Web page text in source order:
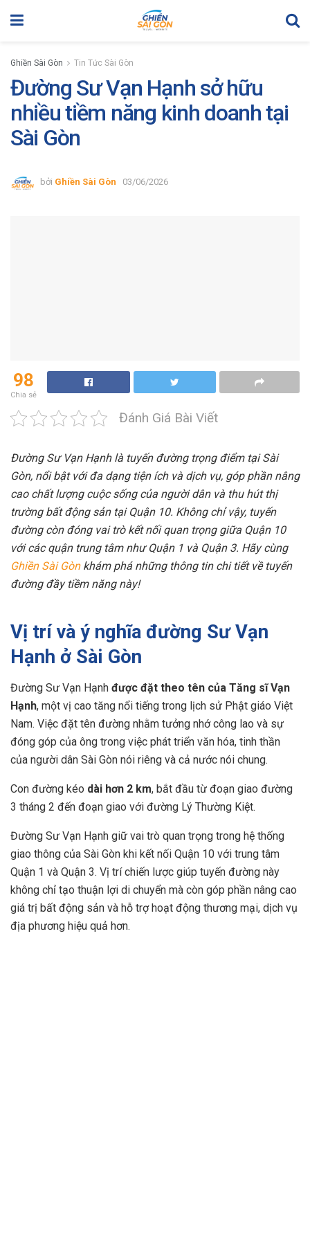
Ghiền Sài Gòn Tin Tức Sài Gòn
Đường Sư Vạn Hạnh sở hữu
nhiều tiềm năng kinh doanh tại
Sài Gòn
bởi Ghiền Sài Gòn 03/06/2026
98
Chia sẻ
Đánh Giá Bài Viết
Đường Sư Vạn Hạnh là tuyến đường trọng điểm tại Sài
Gòn, nổi bật với đa dạng tiện ích và dịch vụ, góp phần nâng
cao chất lượng cuộc sống của người dân và thu hút thị
trường bất động sản tại Quận 10. Không chỉ vậy, tuyến
đường còn đóng vai trò kết nối quan trọng giữa Quận 10
với các quận trung tâm như Quận 1 và Quận 3. Hãy cùng
Ghiền Sài Gònkhám phá những thông tin chi tiết về tuyến
đường đầy tiềm năng này!
Vị trí và ý nghĩa đường Sư Vạn
Hạnh ở Sài Gòn
Đường Sư Vạn Hạnh được đặt theo tên của Tăng sĩ Vạn
Hạnh, một vị cao tăng nổi tiếng trong lịch sử Phật giáo Việt
Nam. Việc đặt tên đường nhằm tưởng nhớ công lao và sự
đóng góp của ông trong việc phát triển văn hóa, tinh thần
của người dân Sài Gòn nói riêng và cả nước nói chung.
Con đường kéo dài hơn 2 km, bắt đầu từ đoạn giao đường
3 tháng 2 đến đoạn giao với đường Lý Thường Kiệt.
Đường Sư Vạn Hạnh giữ vai trò quan trọng trong hệ thống
giao thông của Sài Gòn khi kết nối Quận 10 với trung tâm
Quận 1 và Quận 3. Vị trí chiến lược giúp tuyến đường này
không chỉ tạo thuận lợi di chuyển mà còn góp phần nâng cao
giá trị bất động sản và hỗ trợ hoạt động thương mại, dịch vụ
địa phương hiệu quả hơn.